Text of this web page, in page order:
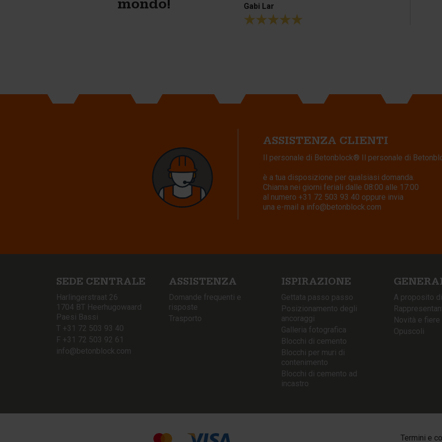
mondo!
ASSISTENZA CLIENTI
Il personale di Betonblock® Il personale di
è a tua disposizione per qualsiasi domanda.
Chiama nei giorni feriali dalle 08:00 alle 17:00
al numero +31 72 503 93 40 oppure invia
una e-mail a info@betonblock.com
SEDE CENTRALE
Harlingerstraat 26
1704 BT Heerhugowaard
Paesi Bassi
T +31 72 503 93 40
F +31 72 503 92 61
info@betonblock.com
ASSISTENZA
Domande frequenti e
risposte
Trasporto
ISPIRAZIONE
Gettata passo passo
Posizionamento degli
ancoraggi
Galleria fotografica
Blocchi di cemento
Blocchi per muri di
contenimento
Blocchi di cemento ad
incastro
A proposito
Novità e fiere
Opuscoli
Termini e